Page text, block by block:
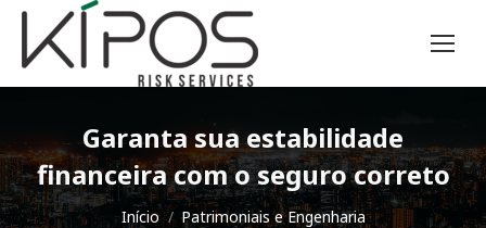
Garanta sua estabilidade
financeira com o seguro correto
Você está aqui:Início
Patrimoniais e Engenharia